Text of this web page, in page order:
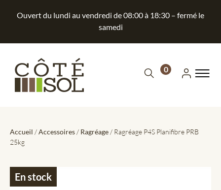
Ouvert du lundi au vendredi de 08:00 à 18:30 – fermé le
samedi
0
Accueil /Accessoires / Ragréage / Ragréage P4S Planifibre PRB
25kg
En stock